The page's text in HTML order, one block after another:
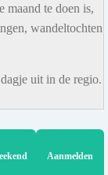
maand te doen is,
wandeltochten
uit in de regio.
Aanmelden